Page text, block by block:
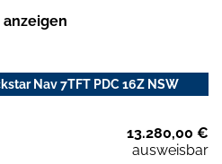
anzeigen
Nav 7TFT PDC 16Z NSW
13.280,00 €
ausweisbar